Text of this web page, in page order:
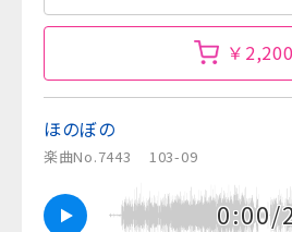
￥2,200
ほのぼの
楽曲No.7443 103-09
0:00/